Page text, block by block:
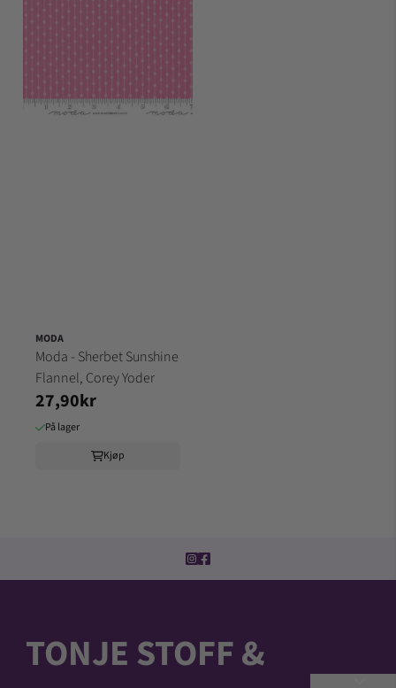
MODA
Moda - Sherbet Sunshine
Flannel, Corey Yoder
27,90kr
På lager
Kjøp
TONJE STOFF &